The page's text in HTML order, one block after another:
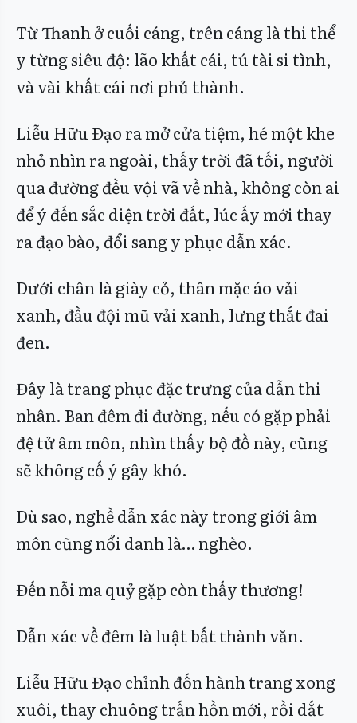
Từ Thanh ở cuối cáng, trên cáng là thi thể
y từng siêu độ: lão khất cái, tú tài si tình,
và vài khất cái nơi phủ thành.
Liễu Hữu Đạo ra mở cửa tiệm, hé một khe
nhỏ nhìn ra ngoài, thấy trời đã tối, người
qua đường đều vội vã về nhà, không còn ai
để ý đến sắc diện trời đất, lúc ấy mới thay
ra đạo bào, đổi sang y phục dẫn xác.
Dưới chân là giày cỏ, thân mặc áo vải
xanh, đầu đội mũ vải xanh, lưng thắt đai
đen.
Đây là trang phục đặc trưng của dẫn thi
nhân. Ban đêm đi đường, nếu có gặp phải
đệ tử âm môn, nhìn thấy bộ đồ này, cũng
sẽ không cố ý gây khó.
Dù sao, nghề dẫn xác này trong giới âm
môn cũng nổi danh là… nghèo.
Đến nỗi ma quỷ gặp còn thấy thương!
Dẫn xác về đêm là luật bất thành văn.
Liễu Hữu Đạo chỉnh đốn hành trang xong
xuôi, thay chuông trấn hồn mới, rồi dắt